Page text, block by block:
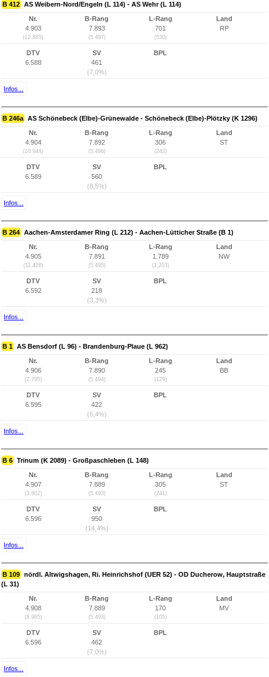
B 412 AS Weibern-Nord/Engeln (L 114) - AS Wehr (L 114)
Nr.
4.903
(12.885)
B-Rang
7.893
(5.497)
L-Rang
701
(530)
Land
RP
DTV
6.588
SV
461
(7,0%)
BPL
Infos...
B 246a AS Schönebeck (Elbe)-Grünewalde - Schönebeck (Elbe)-Plötzky (K 1296)
Nr.
4.904
(10.944)
B-Rang
7.892
(5.496)
L-Rang
306
(242)
Land
ST
DTV
6.589
SV
560
(8,5%)
BPL
Infos...
B 264 Aachen-Amsterdamer Ring (L 212) - Aachen-Lütticher Straße (B 1)
Nr.
4.905
(11.426)
B-Rang
7.891
(5.495)
L-Rang
1.789
(1.203)
Land
NW
DTV
6.592
SV
218
(3,3%)
BPL
Infos...
B 1 AS Bensdorf (L 96) - Brandenburg-Plaue (L 962)
Nr.
4.906
(2.795)
B-Rang
7.890
(5.494)
L-Rang
245
(129)
Land
BB
DTV
6.595
SV
422
(6,4%)
BPL
Infos...
B 6 Trinum (K 2089) - Großpaschleben (L 148)
Nr.
4.907
(3.802)
B-Rang
7.889
(5.493)
L-Rang
305
(241)
Land
ST
DTV
6.596
SV
950
(14,4%)
BPL
Infos...
B 109 nördl. Altwigshagen, Ri. Heinrichshof (UER 52) - OD Ducherow, Hauptstraße
(L 31)
Nr.
4.908
(8.965)
B-Rang
7.889
(5.493)
L-Rang
170
(105)
Land
MV
DTV
6.596
SV
462
(7,0%)
BPL
Infos...